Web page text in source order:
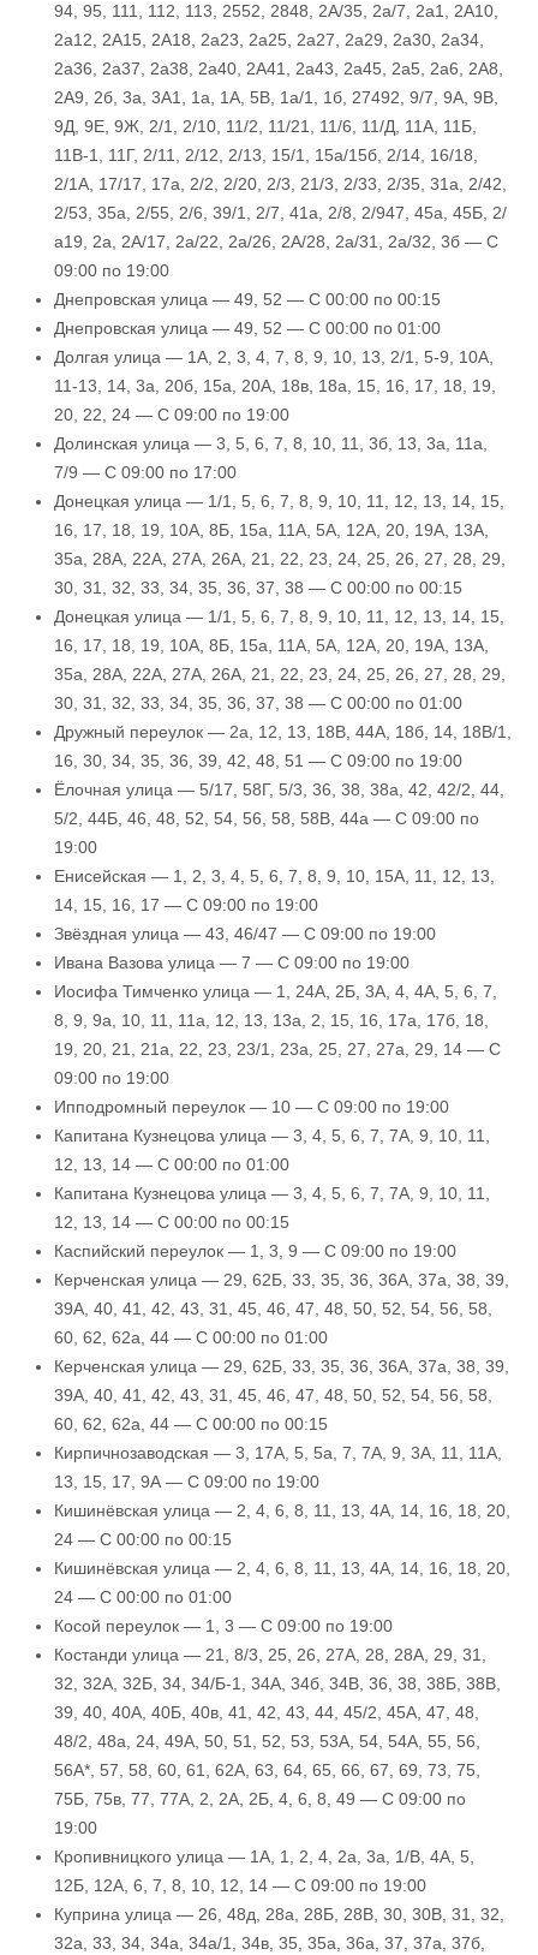
94, 95, 111, 112, 113, 2552, 2848, 2А/35, 2а/7, 2а1, 2А10,
2а12, 2А15, 2А18, 2а23, 2а25, 2а27, 2а29, 2а30, 2а34,
2а36, 2а37, 2а38, 2а40, 2А41, 2а43, 2а45, 2а5, 2а6, 2А8,
2А9, 2б, 3а, 3А1, 1а, 1А, 5В, 1а/1, 1б, 27492, 9/7, 9А, 9В,
9Д, 9Е, 9Ж, 2/1, 2/10, 11/2, 11/21, 11/6, 11/Д, 11А, 11Б,
11В-1, 11Г, 2/11, 2/12, 2/13, 15/1, 15а/15б, 2/14, 16/18,
2/1А, 17/17, 17а, 2/2, 2/20, 2/3, 21/3, 2/33, 2/35, 31а, 2/42,
2/53, 35а, 2/55, 2/6, 39/1, 2/7, 41а, 2/8, 2/947, 45а, 45Б, 2/
а19, 2а, 2А/17, 2а/22, 2а/26, 2А/28, 2а/31, 2а/32, 3б — С
09:00 по 19:00
Днепровская улица — 49, 52 — С 00:00 по 00:15
Днепровская улица — 49, 52 — С 00:00 по 01:00
Долгая улица — 1А, 2, 3, 4, 7, 8, 9, 10, 13, 2/1, 5-9, 10А,
11-13, 14, 3а, 20б, 15а, 20А, 18в, 18а, 15, 16, 17, 18, 19,
20, 22, 24 — С 09:00 по 19:00
Долинская улица — 3, 5, 6, 7, 8, 10, 11, 3б, 13, 3а, 11а,
7/9 — С 09:00 по 17:00
Донецкая улица — 1/1, 5, 6, 7, 8, 9, 10, 11, 12, 13, 14, 15,
16, 17, 18, 19, 10А, 8Б, 15а, 11А, 5А, 12А, 20, 19А, 13А,
35а, 28А, 22А, 27А, 26А, 21, 22, 23, 24, 25, 26, 27, 28, 29,
30, 31, 32, 33, 34, 35, 36, 37, 38 — С 00:00 по 00:15
Донецкая улица — 1/1, 5, 6, 7, 8, 9, 10, 11, 12, 13, 14, 15,
16, 17, 18, 19, 10А, 8Б, 15а, 11А, 5А, 12А, 20, 19А, 13А,
35а, 28А, 22А, 27А, 26А, 21, 22, 23, 24, 25, 26, 27, 28, 29,
30, 31, 32, 33, 34, 35, 36, 37, 38 — С 00:00 по 01:00
Дружный переулок — 2а, 12, 13, 18В, 44А, 18б, 14, 18В/1,
16, 30, 34, 35, 36, 39, 42, 48, 51 — С 09:00 по 19:00
Ёлочная улица — 5/17, 58Г, 5/3, 36, 38, 38а, 42, 42/2, 44,
5/2, 44Б, 46, 48, 52, 54, 56, 58, 58В, 44а — С 09:00 по
19:00
Енисейская — 1, 2, 3, 4, 5, 6, 7, 8, 9, 10, 15А, 11, 12, 13,
14, 15, 16, 17 — С 09:00 по 19:00
Звёздная улица — 43, 46/47 — С 09:00 по 19:00
Ивана Вазова улица — 7 — С 09:00 по 19:00
Иосифа Тимченко улица — 1, 24А, 2Б, 3А, 4, 4А, 5, 6, 7,
8, 9, 9а, 10, 11, 11а, 12, 13, 13а, 2, 15, 16, 17а, 17б, 18,
19, 20, 21, 21а, 22, 23, 23/1, 23а, 25, 27, 27а, 29, 14 — С
09:00 по 19:00
Ипподромный переулок — 10 — С 09:00 по 19:00
Капитана Кузнецова улица — 3, 4, 5, 6, 7, 7А, 9, 10, 11,
12, 13, 14 — С 00:00 по 01:00
Капитана Кузнецова улица — 3, 4, 5, 6, 7, 7А, 9, 10, 11,
12, 13, 14 — С 00:00 по 00:15
Каспийский переулок — 1, 3, 9 — С 09:00 по 19:00
Керченская улица — 29, 62Б, 33, 35, 36, 36А, 37а, 38, 39,
39А, 40, 41, 42, 43, 31, 45, 46, 47, 48, 50, 52, 54, 56, 58,
60, 62, 62а, 44 — С 00:00 по 01:00
Керченская улица — 29, 62Б, 33, 35, 36, 36А, 37а, 38, 39,
39А, 40, 41, 42, 43, 31, 45, 46, 47, 48, 50, 52, 54, 56, 58,
60, 62, 62а, 44 — С 00:00 по 00:15
Кирпичнозаводская — 3, 17А, 5, 5а, 7, 7А, 9, 3А, 11, 11А,
13, 15, 17, 9А — С 09:00 по 19:00
Кишинёвская улица — 2, 4, 6, 8, 11, 13, 4А, 14, 16, 18, 20,
24 — С 00:00 по 00:15
Кишинёвская улица — 2, 4, 6, 8, 11, 13, 4А, 14, 16, 18, 20,
24 — С 00:00 по 01:00
Косой переулок — 1, 3 — С 09:00 по 19:00
Костанди улица — 21, 8/3, 25, 26, 27А, 28, 28А, 29, 31,
32, 32А, 32Б, 34, 34/Б-1, 34А, 34б, 34В, 36, 38, 38Б, 38В,
39, 40, 40А, 40Б, 40в, 41, 42, 43, 44, 45/2, 45А, 47, 48,
48/2, 48а, 24, 49А, 50, 51, 52, 53, 53А, 54, 54А, 55, 56,
56А*, 57, 58, 60, 61, 62А, 63, 64, 65, 66, 67, 69, 73, 75,
75Б, 75в, 77, 77А, 2, 2А, 2Б, 4, 6, 8, 49 — С 09:00 по
19:00
Кропивницкого улица — 1А, 1, 2, 4, 2а, 3а, 1/В, 4А, 5,
12Б, 12А, 6, 7, 8, 10, 12, 14 — С 09:00 по 19:00
Куприна улица — 26, 48д, 28а, 28Б, 28В, 30, 30В, 31, 32,
32а, 33, 34, 34а, 34а/1, 34в, 35, 35а, 36а, 37, 37а, 37б,